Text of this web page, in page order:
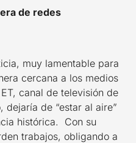
de redes
muy lamentable para
cercana a los medios
canal de televisión de
dejaría de “estar al aire”
histórica. Con su
trabajos, obligando a